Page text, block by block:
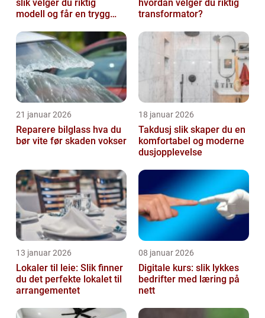
slik velger du riktig
modell og får en trygg
hvordan velger du riktig
transformator?
21 januar 2026
Reparere bilglass hva du
bør vite før skaden vokser
18 januar 2026
Takdusj slik skaper du en
komfortabel og moderne
dusjopplevelse
13 januar 2026
Lokaler til leie: Slik finner
du det perfekte lokalet til
arrangementet
08 januar 2026
Digitale kurs: slik lykkes
bedrifter med læring på
nett